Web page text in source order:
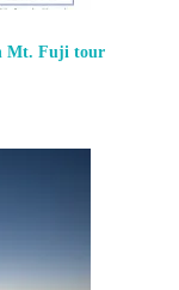
Mt. Fuji tour